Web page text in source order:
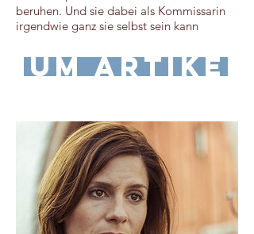
beruhen. Und sie dabei als Kommissarin
irgendwie ganz sie selbst sein kann
zum Artikel